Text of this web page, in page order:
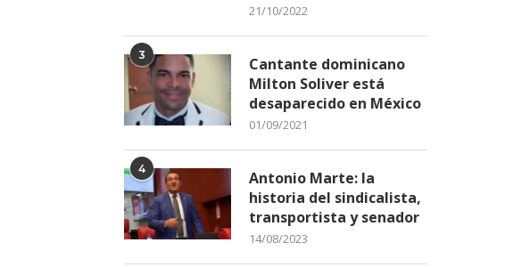
21/10/2022
3
Cantante dominicano
Milton Soliver está
desaparecido en México
01/09/2021
4
Antonio Marte: la
historia del sindicalista,
transportista y senador
14/08/2023